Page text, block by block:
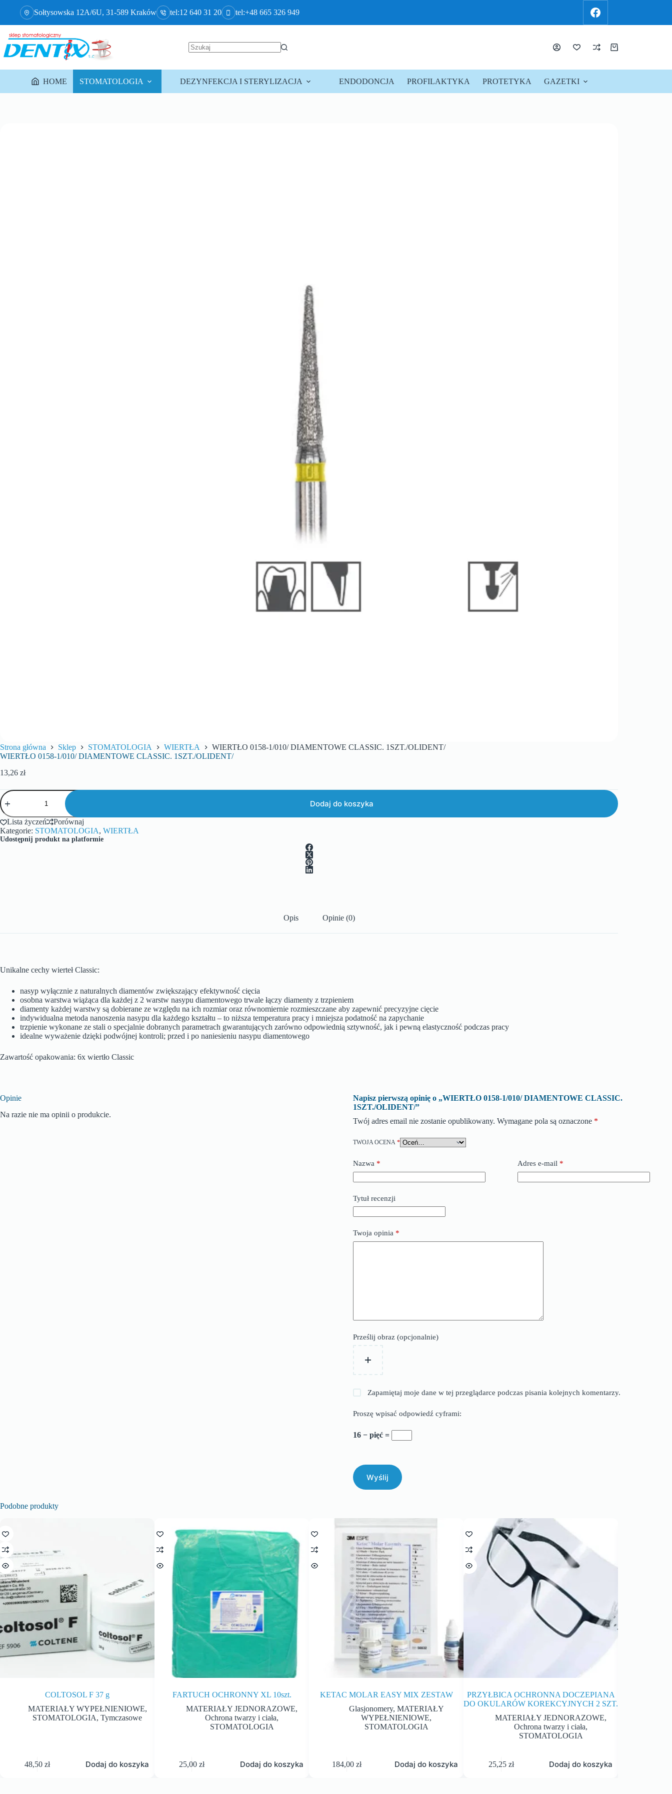
Sołtysowska 12A/6U, 31-589 Kraków tel:12 640 31 20 tel:+48 665 326 949
HOME STOMATOLOGIA DEZYNFEKCJA I STERYLIZACJA ENDODONCJA PROFILAKTYKA PROTETYKA GAZETKI
Strona główna Sklep STOMATOLOGIA WIERTŁA
WIERTŁO 0158-1/010/ DIAMENTOWE CLASSIC. 1SZT./OLIDENT/
WIERTŁO 0158-1/010/ DIAMENTOWE CLASSIC. 1SZT./OLIDENT/
13,26 zł
Dodaj do koszyka
Lista życzeń
Porównaj
Kategorie: STOMATOLOGIA, WIERTŁA
Udostępnij produkt na platformie
Opis Opinie (0)
Unikalne cechy wierteł Classic:
nasyp wyłącznie z naturalnych diamentów zwiększający efektywność cięcia
osobna warstwa wiążąca dla każdej z 2 warstw nasypu diamentowego trwale łączy diamenty z trzpieniem
diamenty każdej warstwy są dobierane ze względu na ich rozmiar oraz równomiernie rozmieszczane aby zapewnić precyzyjne cięcie
indywidualna metoda nanoszenia nasypu dla każdego kształtu – to niższa temperatura pracy i mniejsza podatność na zapychanie
trzpienie wykonane ze stali o specjalnie dobranych parametrach gwarantujących zarówno odpowiednią sztywność, jak i pewną elastyczność podczas pracy
idealne wyważenie dzięki podwójnej kontroli; przed i po naniesieniu nasypu diamentowego
Zawartość opakowania: 6x wiertło Classic
Opinie
Na razie nie ma opinii o produkcie.
Napisz pierwszą opinię o „WIERTŁO 0158-1/010/ DIAMENTOWE CLASSIC.
1SZT./OLIDENT/”
Twój adres email nie zostanie opublikowany. Wymagane pola są oznaczone *
TWOJA OCENA *
Nazwa * Adres e-mail *
Tytuł recenzji
Twoja opinia *
Prześlij obraz (opcjonalnie)
Zapamiętaj moje dane w tej przeglądarce podczas pisania kolejnych komentarzy.
Proszę wpisać odpowiedź cyframi:
16 − pięć =
Wyślij
Podobne produkty
COLTOSOL F 37 g
MATERIAŁY WYPEŁNIENIOWE,
STOMATOLOGIA,Tymczasowe
48,50zł Dodaj do koszyka
FARTUCH OCHRONNY XL 10szt.
MATERIAŁY JEDNORAZOWE,
Ochrona twarzy i ciała,
STOMATOLOGIA
25,00zł Dodaj do koszyka
KETAC MOLAR EASY MIX ZESTAW
Glasjonomery, MATERIAŁY
WYPEŁNIENIOWE,
STOMATOLOGIA
184,00 zł Dodaj do koszyka
PRZYŁBICA OCHRONNA DOCZEPIANA
DO OKULARÓW KOREKCYJNYCH 2 SZT.
MATERIAŁY JEDNORAZOWE,
Ochrona twarzy i ciała,
STOMATOLOGIA
25,25 zł Dodaj do koszyka